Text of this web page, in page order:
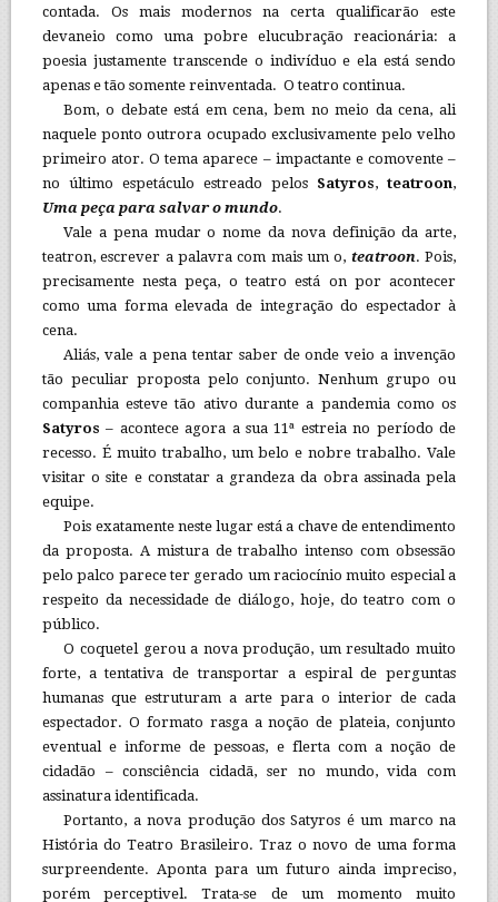
contada. Os mais modernos na certa qualificarão este
devaneio como uma pobre elucubração reacionária: a
poesia justamente transcende o indivíduo e ela está sendo
apenas e tão somente reinventada. O teatro continua.
Bom, o debate está em cena, bem no meio da cena, ali
naquele ponto outrora ocupado exclusivamente pelo velho
primeiro ator. O tema aparece – impactante e comovente –
no último espetáculo estreado pelos Satyros,teatroon,
Uma peça para salvar o mundo.
Vale a pena mudar o nome da nova definição da arte,
teatron, escrever a palavra com mais um o, teatroon. Pois,
precisamente nesta peça, o teatro está on por acontecer
como uma forma elevada de integração do espectador à
cena.
Aliás, vale a pena tentar saber de onde veio a invenção
tão peculiar proposta pelo conjunto. Nenhum grupo ou
companhia esteve tão ativo durante a pandemia como os
Satyros – acontece agora a sua 11ª estreia no período de
recesso. É muito trabalho, um belo e nobre trabalho. Vale
visitar o site e constatar a grandeza da obra assinada pela
equipe.
Pois exatamente neste lugar está a chave de entendimento
da proposta. A mistura de trabalho intenso com obsessão
pelo palco parece ter gerado um raciocínio muito especial a
respeito da necessidade de diálogo, hoje, do teatro com o
público.
O coquetel gerou a nova produção, um resultado muito
forte, a tentativa de transportar a espiral de perguntas
humanas que estruturam a arte para o interior de cada
espectador. O formato rasga a noção de plateia, conjunto
eventual e informe de pessoas, e flerta com a noção de
cidadão – consciência cidadã, ser no mundo, vida com
assinatura identificada.
Portanto, a nova produção dos Satyros é um marco na
História do Teatro Brasileiro. Traz o novo de uma forma
surpreendente. Aponta para um futuro ainda impreciso,
porém perceptivel. Trata-se de um momento muito